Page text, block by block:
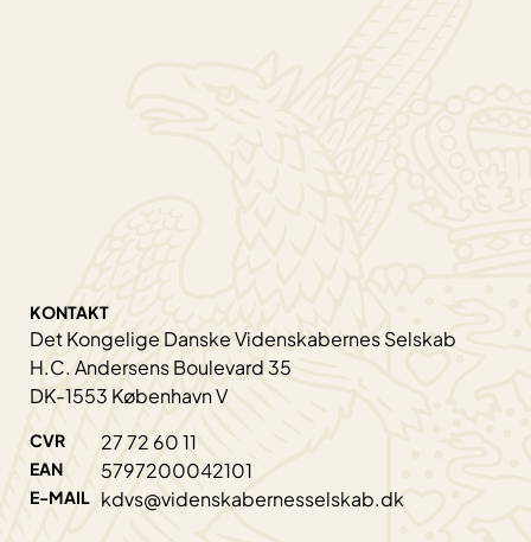
KONTAKT
Det Kongelige Danske Videnskabernes Selskab
H.C. Andersens Boulevard 35
DK-1553 København V
CVR 27 72 60 11
EAN 5797200042101
E-MAIL kdvs@videnskabernesselskab.dk